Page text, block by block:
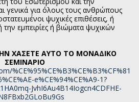
γενικά για όλους τους ανθρώπους
ψυχικές επιθέσεις, ή
εμπειρίες ή βιώματα ψυχικών
ΧΑΣΕΤΕ ΑΥΤΟ ΤΟ ΜΟΝΑΔΙΚΟ
ΣΕΜΙΝΑΡΙΟ
%CE%95%CE%B3%CE%B3%CF%81
e%CE%94%CE%A9-1?
JvhI6Au4B14Iogcn4CDFHE-